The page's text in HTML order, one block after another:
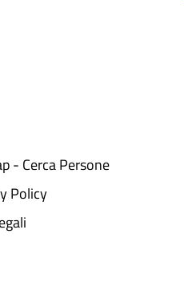
- Cerca Persone
Policy